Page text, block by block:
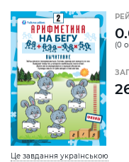
Це завдання українською
(0